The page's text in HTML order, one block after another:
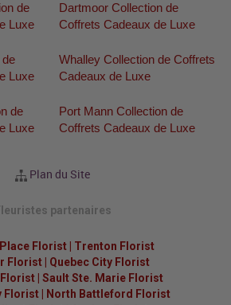
de
Luxe
Dartmoor Collection de
Coffrets Cadeaux de Luxe
de
Luxe
Whalley Collection de Coffrets
Cadeaux de Luxe
de
Luxe
Port Mann Collection de
Coffrets Cadeaux de Luxe
Plan du Site
partenaires
Florist
Trenton Florist
Florist| Quebec City Florist
Sault Ste. Marie Florist
Florist
North Battleford Florist